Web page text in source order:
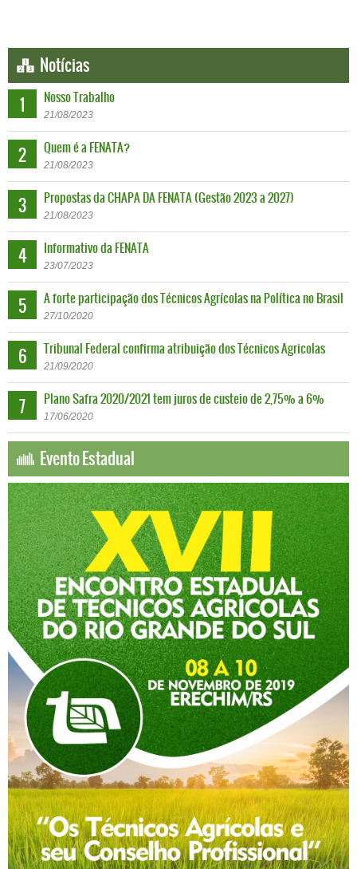
Notícias
1
Nosso Trabalho
21/08/2023
2 Quem é a FENATA?
21/08/2023
3 Propostas da CHAPA DA FENATA (Gestão 2023 a 2027)
21/08/2023
4 Informativo da FENATA
23/07/2023
5 A forte participação dos Técnicos Agrícolas na Política no Brasil
27/10/2020
6 Tribunal Federal confirma atribuição dos Técnicos Agricolas
21/09/2020
7 Plano Safra 2020/2021 tem juros de custeio de 2,75% a 6%
17/06/2020
Evento Estadual